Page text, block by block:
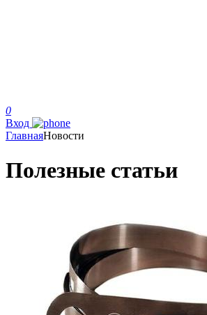
0
Вход
ГлавнаяНовости
Полезные статьи